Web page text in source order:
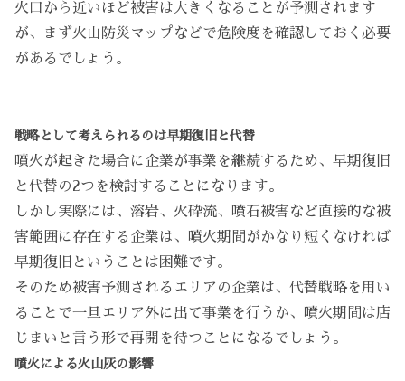
火口から近いほど被害は大きくなることが予測されます
が、まず火山防災マップなどで危険度を確認しておく必要
があるでしょう。
戦略として考えられるのは早期復旧と代替
噴火が起きた場合に企業が事業を継続するため、早期復旧
と代替の2つを検討することになります。
しかし実際には、溶岩、火砕流、噴石被害など直接的な被
害範囲に存在する企業は、噴火期間がかなり短くなければ
早期復旧ということは困難です。
そのため被害予測されるエリアの企業は、代替戦略を用い
ることで一旦エリア外に出て事業を行うか、噴火期間は店
じまいと言う形で再開を待つことになるでしょう。
噴火による火山灰の影響